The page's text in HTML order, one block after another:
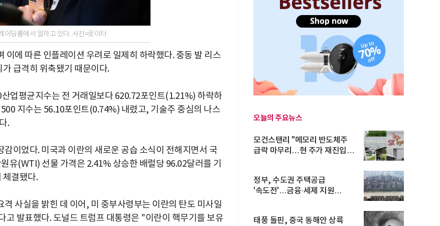
이딩룸에서 일하고 있다. 사진=로이터
에 따른 인플레이션 우려로 일제히 하락했다. 중동 발 리스
급격히 위축됐기 때문이다.
업평균지수는 전 거래일보다 620.72포인트(1.21%) 하락하
지수는 56.10포인트(0.74%) 내렸고, 기술주 중심의 나스
.
이었다. 미국과 이란의 새로운 공습 소식이 전해지면서 국
유(WTI) 선물 가격은 2.41% 상승한 배럴당 96.02달러를 기
체결됐다.
사실을 밝힌 데 이어, 미 중부사령부는 이란의 탄도 미사일
고 발표했다. 도널드 트럼프 대통령은 "이란이 핵무기를 보유
오늘의 주요뉴스
모건스탠리 "메모리 반도체주
급락 마무리…현 주가 재진입
정부, 수도권 주택공급
'속도전'…금융·세제 지원
태풍 돌핀, 중국 동해안 상륙